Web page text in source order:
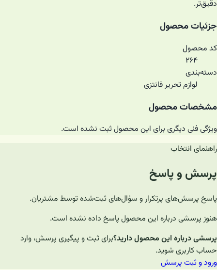
دقیق‌تر.
جزئیات محصول
کد محصول
۲۶۴
دسته‌بندی
لوازم تحریر فانتزی
مشخصات محصول
ویژگی فنی دیگری برای این محصول ثبت نشده است.
راهنمای انتخاب
پرسش و پاسخ
پاسخ پرسش‌های پرتکرار و سؤال‌های ثبت‌شده توسط مشتریان.
هنوز پرسشی درباره این محصول پاسخ داده نشده است.
پرسشی درباره این محصول دارید؟برای ثبت و پیگیری پرسش، وارد
حساب کاربری شوید.
ورود و ثبت پرسش